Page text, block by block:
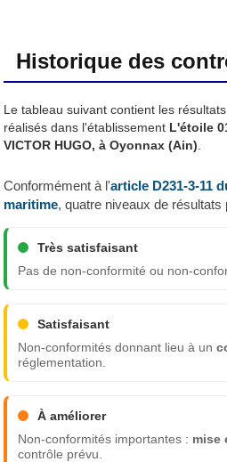
Historique des
Le tableau suivant contient les
réalisés dans l'établissement L'étoile
VICTOR HUGO, à Oyonnax (Ain)
Conformément à l'article D231-3-11
maritime, quatre niveaux de résultats
Très satisfaisant
Pas de non-conformité ou non-
Satisfaisant
Non-conformités donnant lieu à un
réglementation.
À améliorer
Non-conformités importantes : mise
contrôle prévu.